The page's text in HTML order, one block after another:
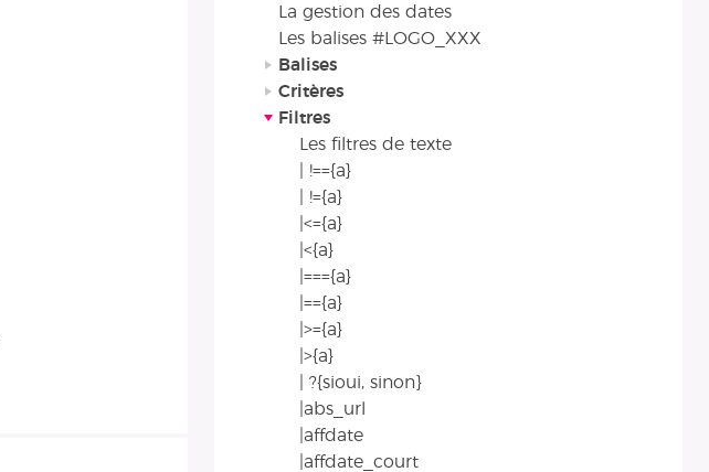
La gestion des dates
Les balises #LOGO_XXX
Balises
Critères
Filtres
Les filtres de texte
| !=={a}
| !={a}
|<={a}
|<{a}
|==={a}
|=={a}
|>={a}
|>{a}
| ?{sioui, sinon}
|abs_url
|affdate
|affdate_court